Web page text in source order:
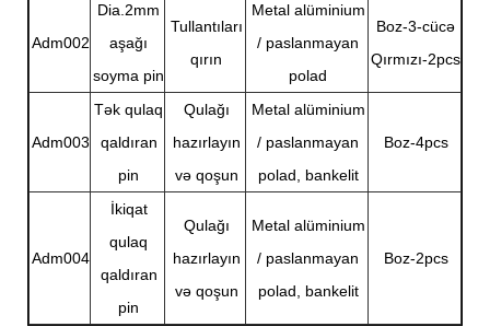
Adm002
Dia.2mm
aşağı
soyma pin
Tullantıları
qırın
Metal alüminium
/ paslanmayan
polad
Boz-3-cücə
Qırmızı-2pcs
Adm003
Tək qulaq
qaldıran
pin
Qulağı
hazırlayın
və qoşun
Metal alüminium
/ paslanmayan
polad, bankelit
Boz-4pcs
Adm004
İkiqat
qulaq
qaldıran
pin
Qulağı
hazırlayın
və qoşun
Metal alüminium
/ paslanmayan
polad, bankelit
Boz-2pcs